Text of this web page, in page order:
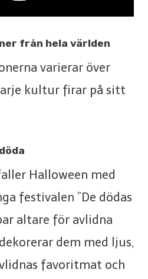
från hela världen
varierar över
kultur firar på sitt
Halloween med
festivalen ”De dödas
altare för avlidna
dem med ljus,
favoritmat och